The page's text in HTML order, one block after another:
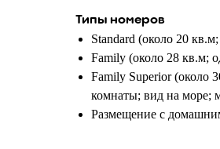
Типы номеров
Standard (около 20
Family (около 28 кв.м;
Family Superior (около
комнаты; вид на море;
Размещение с